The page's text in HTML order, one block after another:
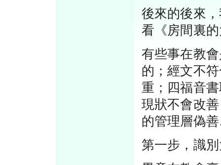
後來的後來
看《房間裏
有些事在教
的；經文不
重；四福音
現狀不會改
的管理層偽
第一步，識